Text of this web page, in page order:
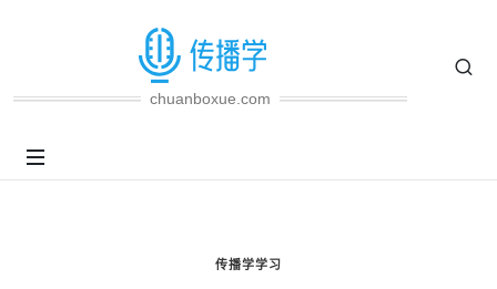
chuanboxue.com
传播学学习